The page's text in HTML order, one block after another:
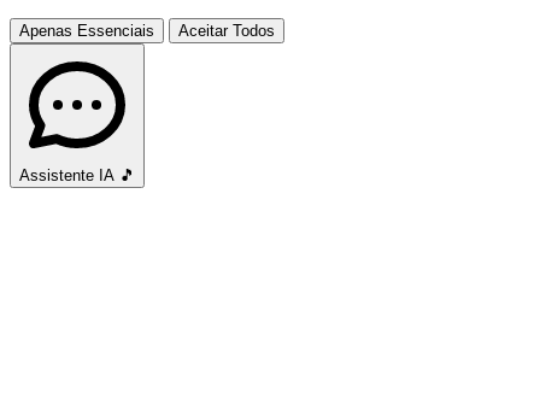
Apenas Essenciais Aceitar Todos
Assistente IA 🎵